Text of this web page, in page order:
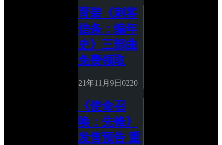
育碧《刺客
信条：编年
史》三部曲
免费领取
21年11月9日 0220
《使命召
唤：先锋》
发售预告 重